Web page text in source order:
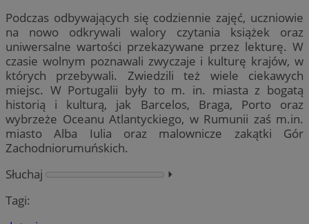
Podczas odbywających się codziennie zajęć, uczniowie
na nowo odkrywali walory czytania książek oraz
uniwersalne wartości przekazywane przez lekturę. W
czasie wolnym poznawali zwyczaje i kulturę krajów, w
których przebywali. Zwiedzili też wiele ciekawych
miejsc. W Portugalii były to m. in. miasta z bogatą
historią i kulturą, jak Barcelos, Braga, Porto oraz
wybrzeże Oceanu Atlantyckiego, w Rumunii zaś m.in.
miasto Alba Iulia oraz malownicze zakątki Gór
Zachodniorumuńskich.
Słuchaj
⏵︎
Tagi: